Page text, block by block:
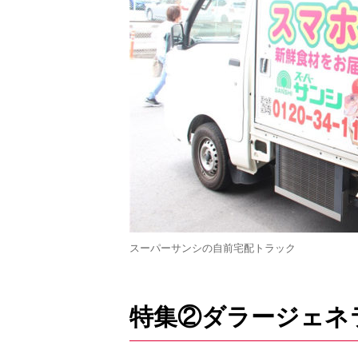
スーパーサンシの自前宅配トラック
特集②ダラージェネ